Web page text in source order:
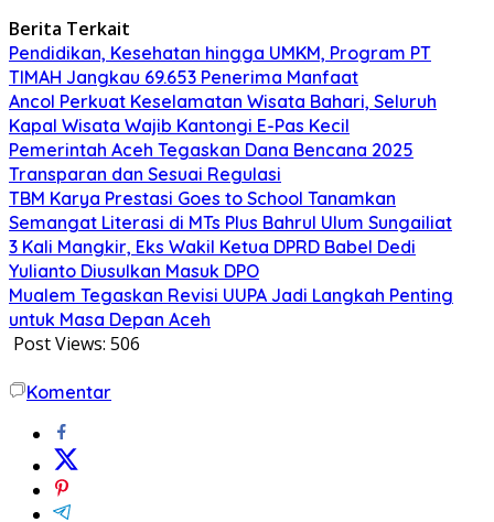
Berita Terkait
Pendidikan, Kesehatan hingga UMKM, Program PT
TIMAH Jangkau 69.653 Penerima Manfaat
Ancol Perkuat Keselamatan Wisata Bahari, Seluruh
Kapal Wisata Wajib Kantongi E-Pas Kecil
Pemerintah Aceh Tegaskan Dana Bencana 2025
Transparan dan Sesuai Regulasi
TBM Karya Prestasi Goes to School Tanamkan
Semangat Literasi di MTs Plus Bahrul Ulum Sungailiat
3 Kali Mangkir, Eks Wakil Ketua DPRD Babel Dedi
Yulianto Diusulkan Masuk DPO
Mualem Tegaskan Revisi UUPA Jadi Langkah Penting
untuk Masa Depan Aceh
Post Views: 506
Komentar